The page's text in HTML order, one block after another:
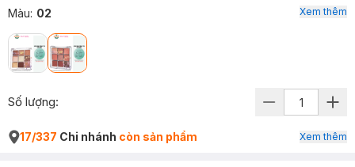
Màu: 02 Xem thêm
Số lượng:
17/337 Chi nhánh còn sản phẩm Xem thêm